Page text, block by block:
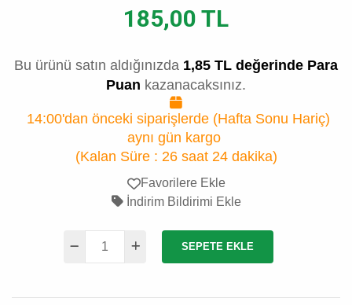
185,00 TL
Bu ürünü satın aldığınızda 1,85 TL değerinde Para
Puan kazanacaksınız.
14:00'dan önceki siparişlerde (Hafta Sonu Hariç)
aynı gün kargo
(Kalan Süre : 26 saat 24 dakika)
Favorilere Ekle
İndirim Bildirimi Ekle
SEPETE EKLE